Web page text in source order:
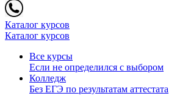
Каталог курсов
Каталог курсов
Все курсы
Если не определился с выбором
Колледж
Без ЕГЭ по результатам аттестата